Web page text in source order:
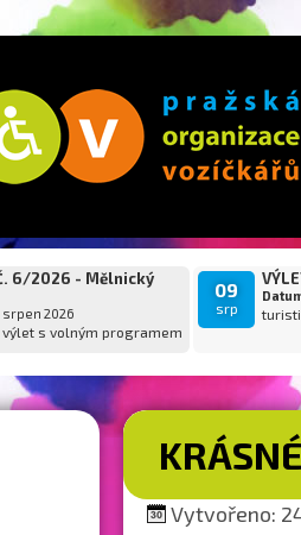
6/2026 - Mělnický
2026
s volným programem
09
srp
Vytvořeno: